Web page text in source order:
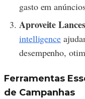
gasto em
Aproveite
intelligence
desempenho,
Ferramentas
de Campanhas